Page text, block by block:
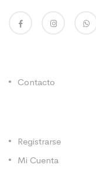
Contacto
Registrarse
Mi Cuenta